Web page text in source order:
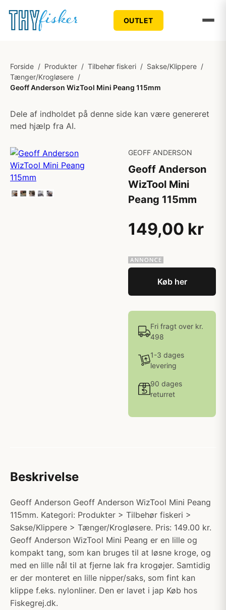
OUTLET
Forside / Produkter / Tilbehør fiskeri / Sakse/Klippere /
Tænger/Krogløsere /
Geoff Anderson WizTool Mini Peang 115mm
Dele af indholdet på denne side kan være genereret
med hjælp fra AI.
GEOFF ANDERSON
Geoff Anderson
WizTool Mini
Peang 115mm
149,00 kr
Køb her
Fri fragt over kr.
498
1-3 dages
levering
90 dages
returret
Beskrivelse
Geoff Anderson Geoff Anderson WizTool Mini Peang
115mm. Kategori: Produkter > Tilbehør fiskeri >
Sakse/Klippere > Tænger/Krogløsere. Pris: 149.00 kr.
Geoff Anderson WizTool Mini Peang er en lille og
kompakt tang, som kan bruges til at løsne kroge, og
med en lille nål til at fjerne lak fra krogøjer. Samtidig
er der monteret en lille nipper/saks, som fint kan
klippe f.eks. nylonliner. Den er lavet i jap Køb hos
Fiskegrej.dk.